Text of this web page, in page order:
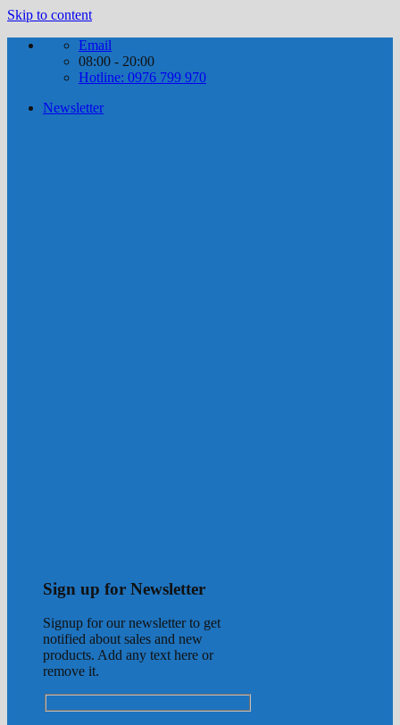
Skip to content
Email
08:00 - 20:00
Hotline: 0976 799 970
Newsletter
Sign up for Newsletter
Signup for our newsletter to get
notified about sales and new
products. Add any text here or
remove it.